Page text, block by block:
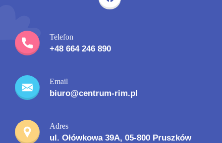
Telefon
+48 664 246 890
Email
biuro@centrum-rim.pl
Adres
ul. Ołówkowa 39A, 05-800 Pruszków